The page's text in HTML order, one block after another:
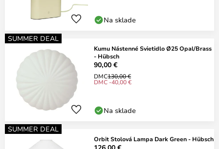
Na sklade
SUMMER DEAL
Kumu Nástenné Svietidlo Ø25 Opal/Brass
- Hübsch
90,00 €
DMC130,00 €
DMC -40,00 €
Na sklade
SUMMER DEAL
Orbit Stolová Lampa Dark Green - Hübsch